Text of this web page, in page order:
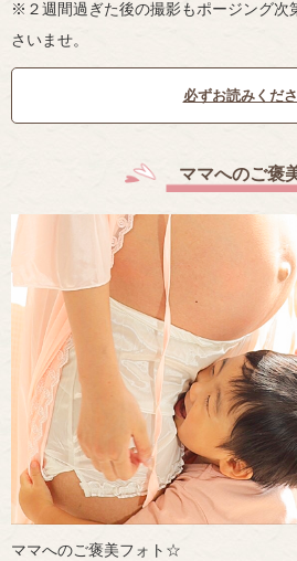
※２週間過ぎた後の撮影もポージング次
さいませ。
必ずお読みくだ
ママへのご褒
ママへのご褒美フォト☆